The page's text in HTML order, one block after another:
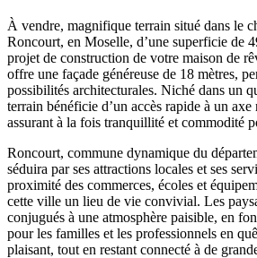
À vendre, magnifique terrain situé dans le
Roncourt, en Moselle, d’une superficie de
projet de construction de votre maison de
offre une façade généreuse de 18 mètres,
possibilités architecturales. Niché dans un
terrain bénéficie d’un accès rapide à un
assurant à la fois tranquillité et commodité
Roncourt, commune dynamique du
séduira par ses attractions locales et ses
proximité des commerces, écoles et
cette ville un lieu de vie convivial. Les
conjugués à une atmosphère paisible, en
pour les familles et les professionnels en
plaisant, tout en restant connecté à de